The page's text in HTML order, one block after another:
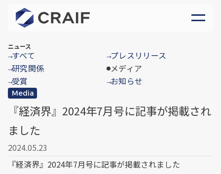
ニュース
→すべて →プレスリリース
→研究関係 メディア
→受賞 →お知らせ
Media
『経済界』2024年7月号に記事が掲載され
ました
2024.05.23
『経済界』2024年7月号に記事が掲載されました